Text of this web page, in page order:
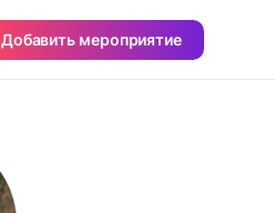
Добавить мероприятие